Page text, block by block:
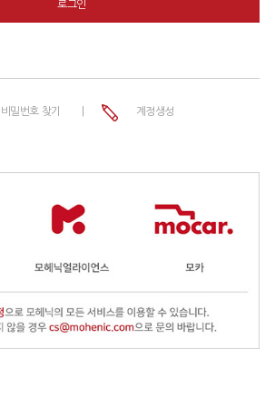
로그인
비밀번호 찾기 계정생성